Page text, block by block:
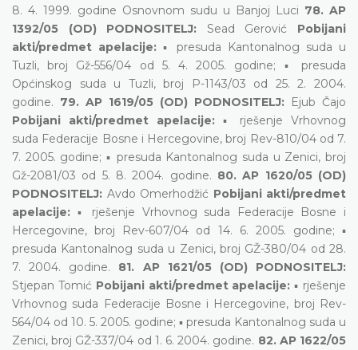
8. 4. 1999. godine Osnovnom sudu u Banjoj Luci 78. AP
1392/05 (OD) PODNOSITELJ: Sead Gerović Pobijani
akti/predmet apelacije: ▪ presuda Kantonalnog suda u
Tuzli, broj Gž-556/04 od 5. 4. 2005. godine; ▪ presuda
Općinskog suda u Tuzli, broj P-1143/03 od 25. 2. 2004.
godine. 79. AP 1619/05 (OD) PODNOSITELJ: Ejub Čajo
Pobijani akti/predmet apelacije: ▪ rješenje Vrhovnog
suda Federacije Bosne i Hercegovine, broj Rev-810/04 od 7.
7. 2005. godine; ▪ presuda Kantonalnog suda u Zenici, broj
Gž-2081/03 od 5. 8. 2004. godine. 80. AP 1620/05 (OD)
PODNOSITELJ: Avdo Omerhodžić Pobijani akti/predmet
apelacije: ▪ rješenje Vrhovnog suda Federacije Bosne i
Hercegovine, broj Rev-607/04 od 14. 6. 2005. godine; ▪
presuda Kantonalnog suda u Zenici, broj GŽ-380/04 od 28.
7. 2004. godine. 81. AP 1621/05 (OD) PODNOSITELJ:
Stjepan Tomić Pobijani akti/predmet apelacije: ▪ rješenje
Vrhovnog suda Federacije Bosne i Hercegovine, broj Rev-
564/04 od 10. 5. 2005. godine; ▪ presuda Kantonalnog suda u
Zenici, broj GŽ-337/04 od 1. 6. 2004. godine. 82. AP 1622/05